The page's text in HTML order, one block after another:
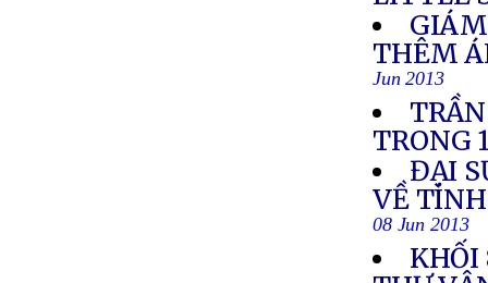
THÊM
Jun 2013
TRONG
ĐẠI
VỀ
08 Jun 2013
KHỐI